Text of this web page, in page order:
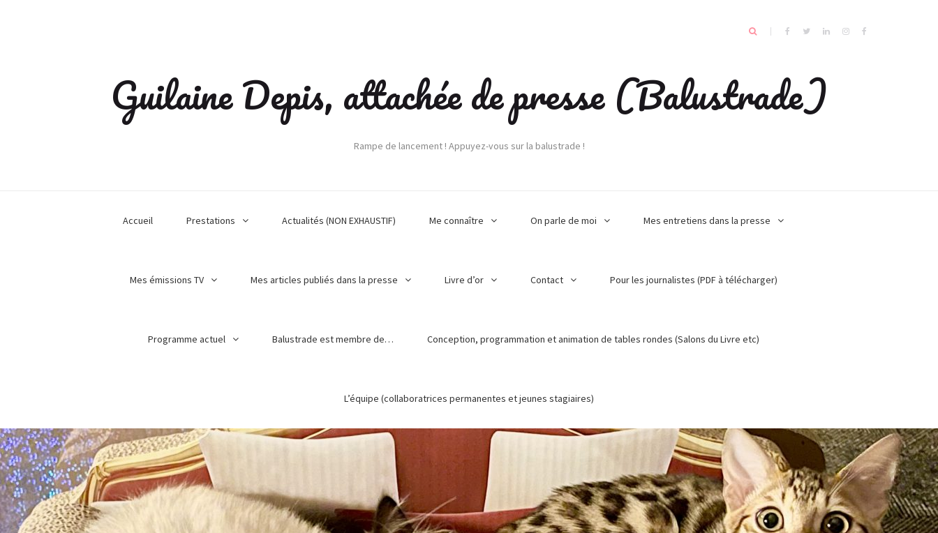
Guilaine Depis, attachée de presse (Balustrade)
Rampe de lancement ! Appuyez-vous sur la balustrade !
Accueil Prestations Actualités (NON EXHAUSTIF) Me connaître On parle de moi Mes entretiens dans la presse
Mes émissions TV Mes articles publiés dans la presse Livre d’or Contact Pour les journalistes (PDF à télécharger)
Programme actuel Balustrade est membre de… Conception, programmation et animation de tables rondes (Salons du Livre etc)
L’équipe (collaboratrices permanentes et jeunes stagiaires)